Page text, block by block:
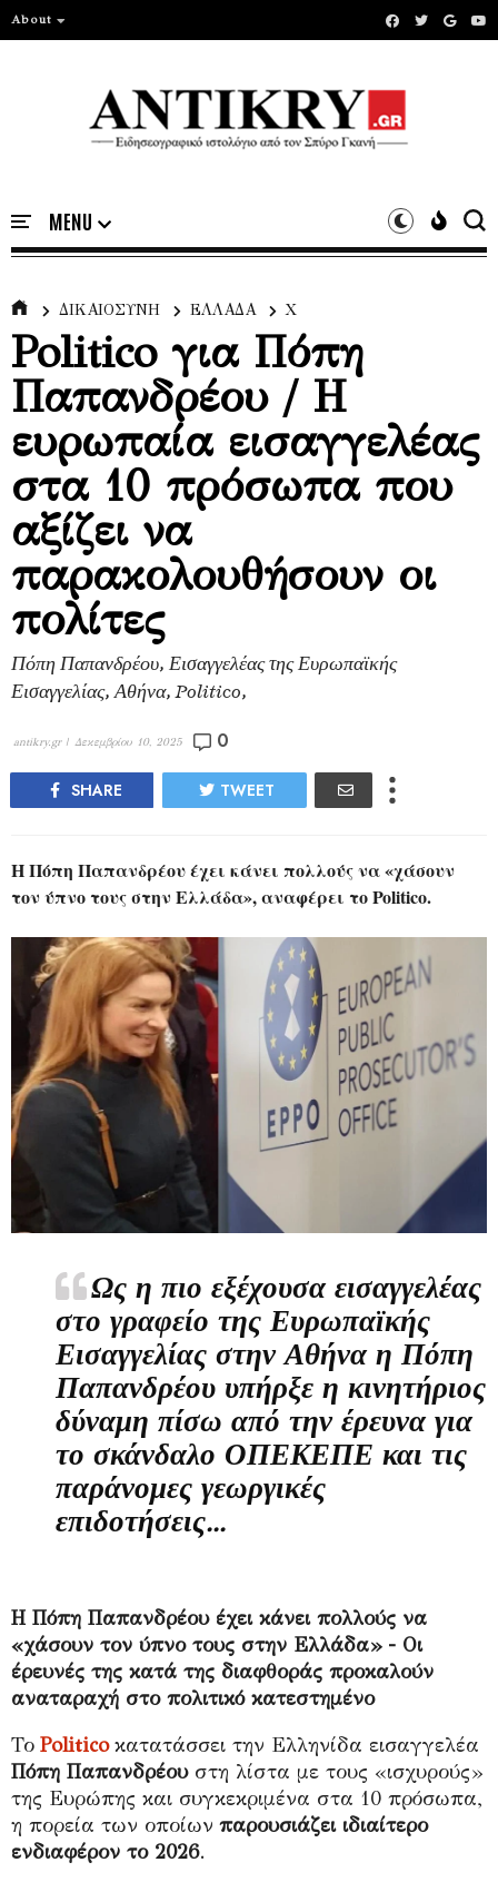
About
ΔΙΚΑΙΟΣΥΝΗ ΕΛΛΑΔΑ Χ
Politico για Πόπη
Παπανδρέου / Η
ευρωπαία εισαγγελέας
στα 10 πρόσωπα που
αξίζει να
παρακολουθήσουν οι
πολίτες
Πόπη Παπανδρέου, Εισαγγελέας της Ευρωπαϊκής
Εισαγγελίας, Αθήνα, Politico,
antikry.gr | Δεκεμβρίου 10, 2025 0
SHARE TWEET
Η Πόπη Παπανδρέου έχει κάνει πολλούς να «χάσουν
τον ύπνο τους στην Ελλάδα», αναφέρει το Politico.
Ως η πιο εξέχουσα εισαγγελέας
στο γραφείο της Ευρωπαϊκής
Εισαγγελίας στην Αθήνα η Πόπη
Παπανδρέου υπήρξε η κινητήριος
δύναμη πίσω από την έρευνα για
το σκάνδαλο ΟΠΕΚΕΠΕ και τις
παράνομες γεωργικές
επιδοτήσεις...
Η Πόπη Παπανδρέου έχει κάνει πολλούς να
«χάσουν τον ύπνο τους στην Ελλάδα» - Οι
έρευνές της κατά της διαφθοράς προκαλούν
αναταραχή στο πολιτικό κατεστημένο
Το Politicoκατατάσσει την Ελληνίδα εισαγγελέα
Πόπη Παπανδρέουστη λίστα με τους «ισχυρούς»
της Ευρώπης και συγκεκριμένα στα 10 πρόσωπα,
η πορεία των οποίων παρουσιάζει ιδιαίτερο
ενδιαφέρον το 2026.